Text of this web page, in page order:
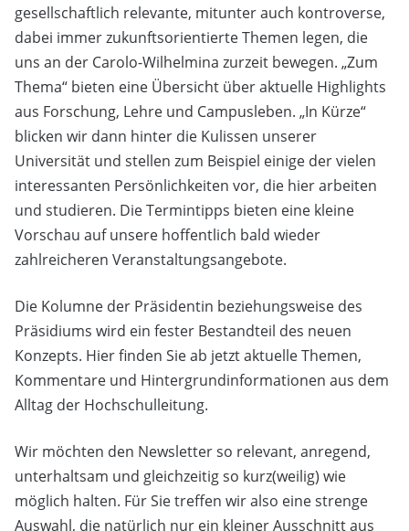
gesellschaftlich relevante, mitunter auch kontroverse,
dabei immer zukunftsorientierte Themen legen, die
uns an der Carolo-Wilhelmina zurzeit bewegen. „Zum
Thema“ bieten eine Übersicht über aktuelle Highlights
aus Forschung, Lehre und Campusleben. „In Kürze“
blicken wir dann hinter die Kulissen unserer
Universität und stellen zum Beispiel einige der vielen
interessanten Persönlichkeiten vor, die hier arbeiten
und studieren. Die Termintipps bieten eine kleine
Vorschau auf unsere hoffentlich bald wieder
zahlreicheren Veranstaltungsangebote.
Die Kolumne der Präsidentin beziehungsweise des
Präsidiums wird ein fester Bestandteil des neuen
Konzepts. Hier finden Sie ab jetzt aktuelle Themen,
Kommentare und Hintergrundinformationen aus dem
Alltag der Hochschulleitung.
Wir möchten den Newsletter so relevant, anregend,
unterhaltsam und gleichzeitig so kurz(weilig) wie
möglich halten. Für Sie treffen wir also eine strenge
Auswahl, die natürlich nur ein kleiner Ausschnitt aus